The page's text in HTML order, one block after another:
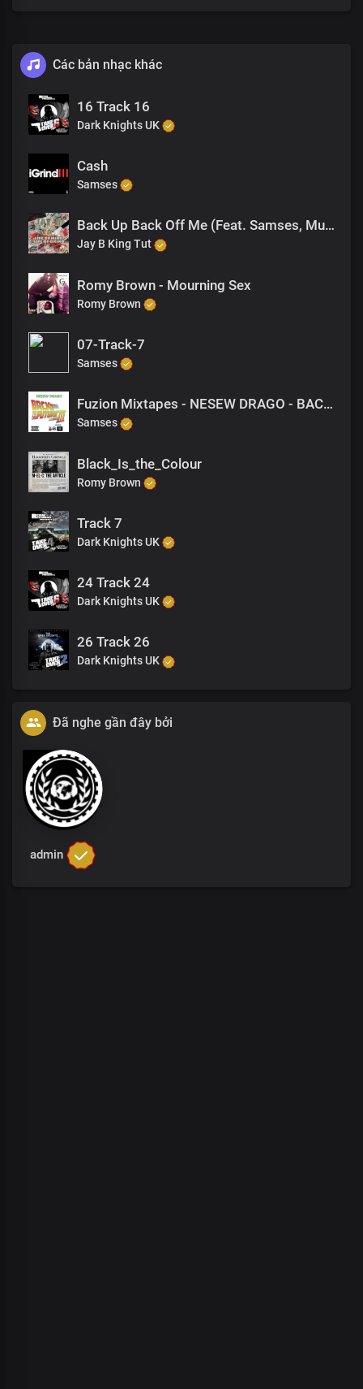
Các bản nhạc khác
16 Track 16
Dark Knights UK
Cash
Samses
Back Up Back Off Me (Feat. Samses, Murder)
Jay B King Tut
Romy Brown - Mourning Sex
Romy Brown
07-Track-7
Samses
Fuzion Mixtapes - NESEW DRAGO - BACK TO THE FUTURE 3 - 34 YOUNG THUGS
Samses
Black_Is_the_Colour
Romy Brown
Track 7
Dark Knights UK
24 Track 24
Dark Knights UK
26 Track 26
Dark Knights UK
Đã nghe gần đây bởi
admin